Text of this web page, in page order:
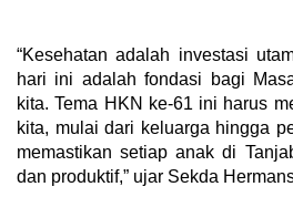
“Kesehatan adalah investasi
hari ini adalah fondasi bagi
kita. Tema HKN ke-61 ini harus
kita, mulai dari keluarga hingga
memastikan setiap anak di
dan produktif,” ujar Sekda